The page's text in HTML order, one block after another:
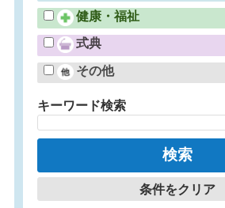
健康・福祉
式典
その他
キーワード検索
条件をクリア